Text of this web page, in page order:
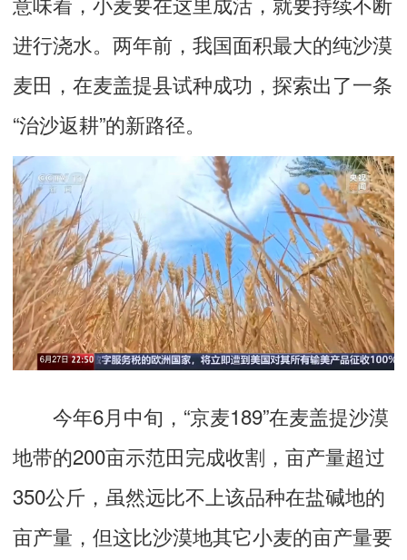
进行浇水。两年前，我国面积最大的纯沙漠
麦田，在麦盖提县试种成功，探索出了一条
“治沙返耕”的新路径。
今年6月中旬，“京麦189”在麦盖提沙漠
地带的200亩示范田完成收割，亩产量超过
350公斤，虽然远比不上该品种在盐碱地的
亩产量，但这比沙漠地其它小麦的亩产量要